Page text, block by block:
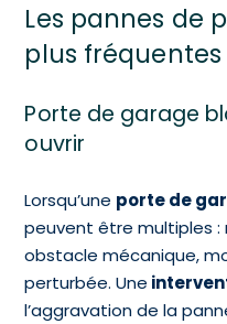
Les pannes de
plus
Porte de garage
ouvrir
Lorsqu’une porte de
peuvent être multiples :
obstacle mécanique,
perturbée. Une
l’aggravation de la